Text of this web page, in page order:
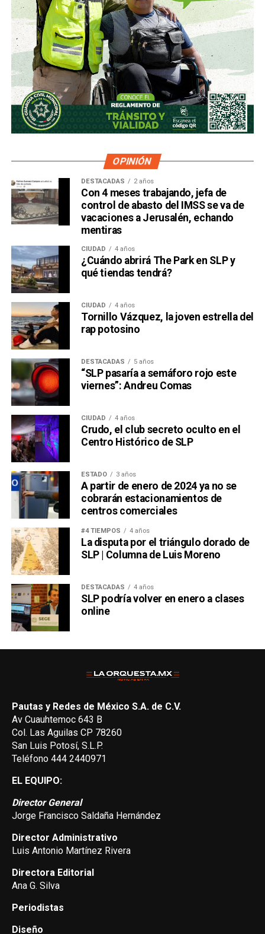
OPINIÓN
DESTACADAS 2 años
Con 4 meses trabajando, jefa de
control de abasto del IMSS se va de
vacaciones a Jerusalén, echando
mentiras
CIUDAD 4 años
¿Cuándo abrirá The Park en SLP y
qué tiendas tendrá?
CIUDAD 4 años
Tornillo Vázquez, la joven estrella del
rap potosino
DESTACADAS 5 años
“SLP pasaría a semáforo rojo este
viernes”: Andreu Comas
CIUDAD 4 años
Crudo, el club secreto oculto en el
Centro Histórico de SLP
ESTADO 3 años
A partir de enero de 2024 ya no se
cobrarán estacionamientos de
centros comerciales
#4 TIEMPOS 4 años
La disputa por el triángulo dorado de
SLP | Columna de Luis Moreno
DESTACADAS 4 años
SLP podría volver en enero a clases
online
Pautas y Redes de México S.A. de C.V.
Av Cuauhtemoc 643 B
Col. Las Aguilas CP 78260
San Luis Potosí, S.L.P.
Teléfono 444 2440971
EL EQUIPO:
Director General
Jorge Francisco Saldaña Hernández
Director Administrativo
Luis Antonio Martínez Rivera
Directora Editorial
Ana G. Silva
Periodistas
Diseño